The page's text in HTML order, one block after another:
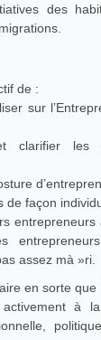
des
de :
sur
clarifier les
façon
entrepreneurs
assez mà »ri.
sorte que les
à